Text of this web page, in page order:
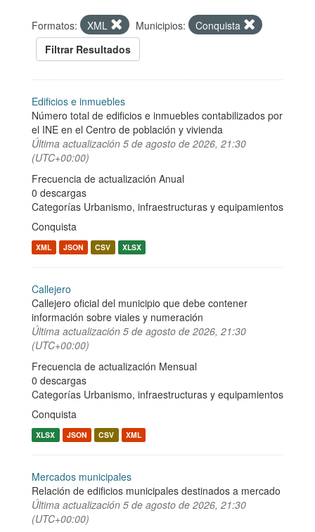
Formatos: XML Municipios:
Conquista
Filtrar Resultados
Edificios e inmuebles
Número total de edificios e inmuebles contabilizados por
el INE en el Centro de población y vivienda
Última actualización 5 de agosto de 2026, 21:30
(UTC+00:00)
Frecuencia de actualización Anual
0 descargas
Categorías Urbanismo, infraestructuras y equipamientos
Conquista
XML JSON CSV XLSX
Callejero
Callejero oficial del municipio que debe contener
información sobre viales y numeración
Última actualización 5 de agosto de 2026, 21:30
(UTC+00:00)
Frecuencia de actualización Mensual
0 descargas
Categorías Urbanismo, infraestructuras y equipamientos
Conquista
XLSX JSON CSV XML
Mercados municipales
Relación de edificios municipales destinados a mercado
Última actualización 5 de agosto de 2026, 21:30
(UTC+00:00)